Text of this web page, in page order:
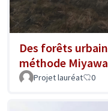
Des forêts
méthode
Projet lauréat 0